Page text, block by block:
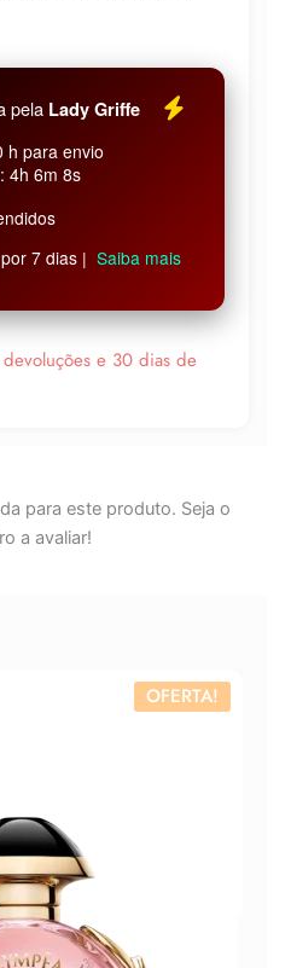
pela Lady Griffe
h para envio
4h 6m 7s
7 dias | Saiba mais
e 30 dias de
juros
para este produto. Seja o
a avaliar!
OFERTA!